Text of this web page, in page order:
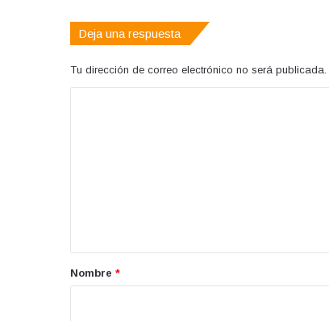
Deja una respuesta
Tu dirección de correo electrónico no será publicada.
rNombre *